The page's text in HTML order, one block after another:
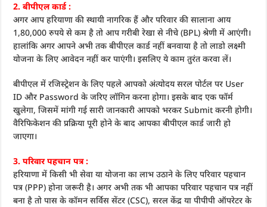
2. बीपीएल कार्ड :
अगर आप हरियाणा की स्थायी नागरिक हैं और परिवार की सालाना आय
1,80,000 रुपये से कम है तो आप गरीबी रेखा से नीचे (BPL) श्रेणी में आएंगी।
हालांकि अगर आपने अभी तक बीपीएल कार्ड नहीं बनवाया है तो लाडो लक्ष्मी
योजना के लिए आवेदन नहीं कर पाएंगी। इसलिए ये काम तुरंत करवा लें।
बीपीएल में रजिस्ट्रेशन के लिए पहले आपको अंत्योदय सरल पोर्टल पर User
ID और Password के जरिए लॉगिन करना होगा। इसके बाद एक फॉर्म
खुलेगा, जिसमें मांगी गई सारी जानकारी आपको भरकर Submit करनी होगी।
वैरिफिकेशन की प्रक्रिया पूरी होने के बाद आपका बीपीएल कार्ड जारी हो
जाएगा।
3. परिवार पहचान पत्र :
हरियाणा में किसी भी सेवा या योजना का लाभ उठाने के लिए परिवार पहचान
पत्र (PPP) होना जरूरी है। अगर अभी तक भी आपका परिवार पहचान पत्र नहीं
बना है तो पास के कॉमन सर्विस सेंटर (CSC), सरल केंद्र या पीपीपी ऑपरेटर के